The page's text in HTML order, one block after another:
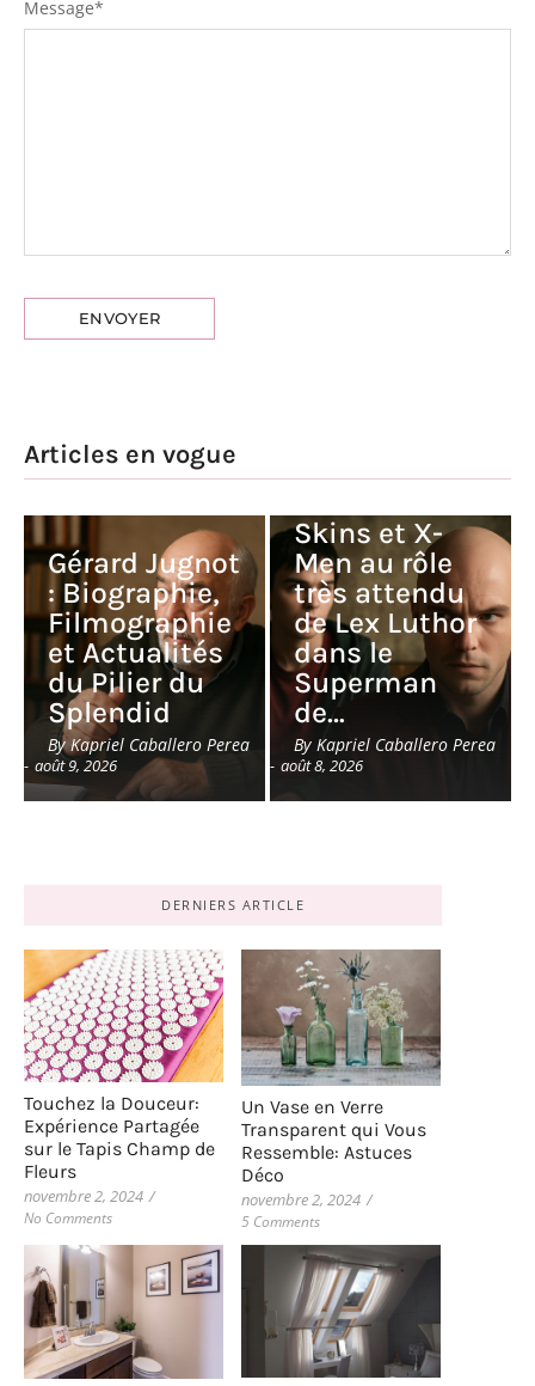
Message*
Articles en vogue
Gérard Jugnot
: Biographie,
Filmographie
et Actualités
du Pilier du
Splendid
By Kapriel Caballero Perea
- août 9, 2026
Hoult : du
Skins et X-
Men au rôle
très attendu
de Lex Luthor
dans le
Superman
de…
By Kapriel Caballero Perea
- août 8, 2026
DERNIERS ARTICLE
Touchez la Douceur:
Expérience Partagée
sur le Tapis Champ de
Fleurs
novembre 2, 2024 /
No Comments
Un Vase en Verre
Transparent qui Vous
Ressemble: Astuces
Déco
novembre 2, 2024 /
5 Comments